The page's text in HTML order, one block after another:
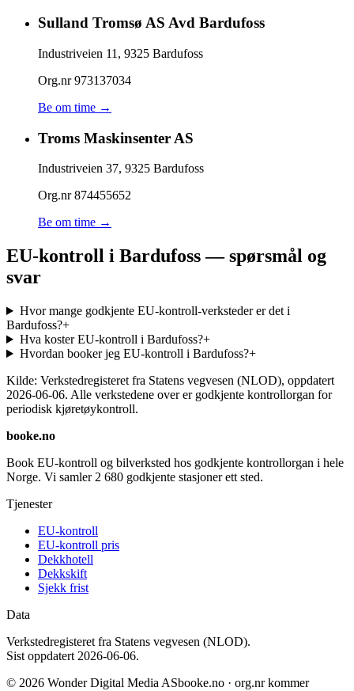
Sulland Tromsø AS Avd Bardufoss
Industriveien 11 , 9325 Bardufoss
Org.nr973137034
Be om time →
Troms Maskinsenter AS
Industriveien 37, 9325 Bardufoss
Org.nr874455652
Be om time →
EU-kontroll i Bardufoss — spørsmål og
svar
Hvor mange godkjente EU-kontroll-verksteder er det i
Bardufoss?+
Hva koster EU-kontroll i Bardufoss?+
Hvordan booker jeg EU-kontroll i Bardufoss?+
Kilde: Verkstedregisteret fra Statens vegvesen (NLOD), oppdatert
2026-06-06. Alle verkstedene over er godkjente kontrollorgan for
periodisk kjøretøykontroll.
booke.no
Book EU-kontroll og bilverksted hos godkjente kontrollorgan i hele
Norge. Vi samler 2 680 godkjente stasjoner ett sted.
Tjenester
EU-kontroll
EU-kontroll pris
Dekkhotell
Dekkskift
Sjekk frist
Data
Verkstedregisteret fra Statens vegvesen (NLOD).
Sist oppdatert 2026-06-06.
© 2026 Wonder Digital Media ASbooke.no · org.nr kommer